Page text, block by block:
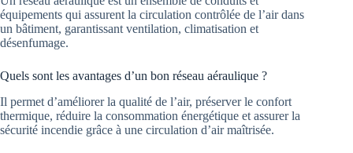
équipements qui assurent la circulation contrôlée de l’air dans
un bâtiment, garantissant ventilation, climatisation et
désenfumage.
Quels sont les avantages d’un bon réseau aéraulique ?
Il permet d’améliorer la qualité de l’air, préserver le confort
thermique, réduire la consommation énergétique et assurer la
sécurité incendie grâce à une circulation d’air maîtrisée.